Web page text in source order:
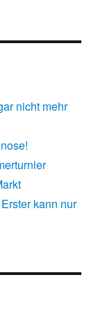
nicht mehr
kann nur